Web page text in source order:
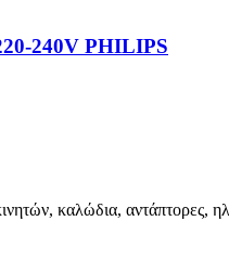
240V PHILIPS
καλώδια, αντάπτορες,